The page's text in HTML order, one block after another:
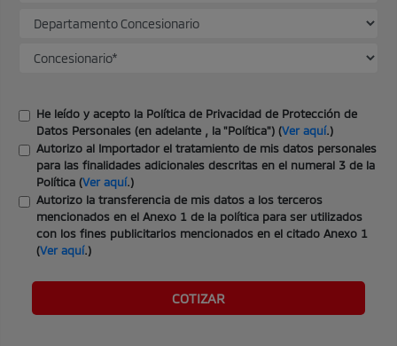
He leído y acepto la Política de Privacidad de Protección de
Datos Personales (en adelante , la "Política") (Ver aquí.)
Autorizo al Importador el tratamiento de mis datos personales
para las finalidades adicionales descritas en el numeral 3 de la
Política (Ver aquí.)
Autorizo la transferencia de mis datos a los terceros
mencionados en el Anexo 1 de la política para ser utilizados
con los fines publicitarios mencionados en el citado Anexo 1
(Ver aquí.)